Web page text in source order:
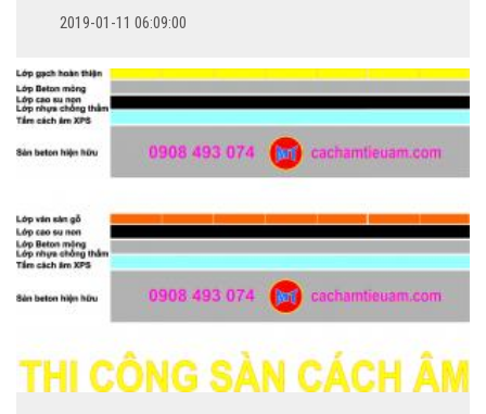
2019-01-11 06:09:00